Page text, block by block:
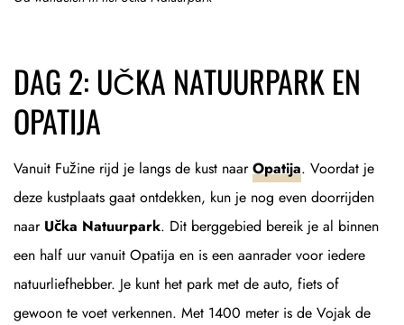
DAG 2: UČKA NATUURPARK EN
OPATIJA
Vanuit Fužine rijd je langs de kust naarOpatija. Voordat je
deze kustplaats gaat ontdekken, kun je nog even doorrijden
naar Učka Natuurpark. Dit berggebied bereik je al binnen
een half uur vanuit Opatija en is een aanrader voor iedere
natuurliefhebber. Je kunt het park met de auto, fiets of
gewoon te voet verkennen. Met 1400 meter is de Vojak de